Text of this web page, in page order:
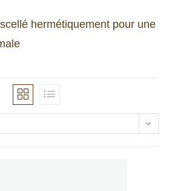
hermétiquement pour une